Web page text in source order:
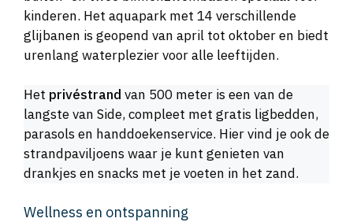
kinderen. Het aquapark met 14 verschillende
glijbanen is geopend van april tot oktober en biedt
urenlang waterplezier voor alle leeftijden.
Het privéstrand van 500 meter is een van de
langste van Side, compleet met gratis ligbedden,
parasols en handdoekenservice. Hier vind je ook de
strandpaviljoens waar je kunt genieten van
drankjes en snacks met je voeten in het zand.
Wellness en ontspanning